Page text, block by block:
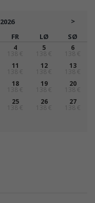
2026
>
FR LØ SØ
4
138 €
5
138 €
6
138 €
11
138 €
12
138 €
13
138 €
18
138 €
19
138 €
20
138 €
25
138 €
26
138 €
27
138 €